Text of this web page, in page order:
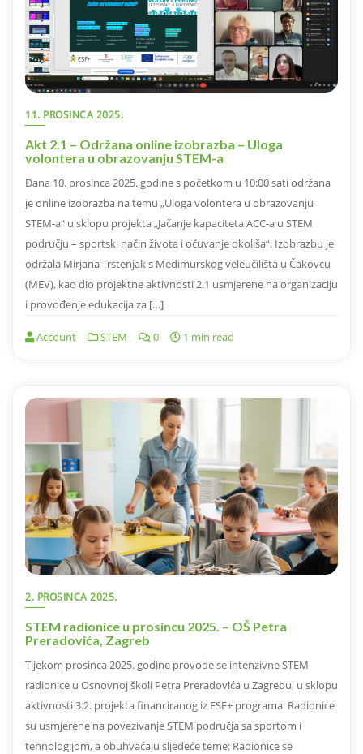
11. PROSINCA 2025.
Akt 2.1 – Održana online izobrazba – Uloga
volontera u obrazovanju STEM-a
Dana 10. prosinca 2025. godine s početkom u 10:00 sati održana
je online izobrazba na temu „Uloga volontera u obrazovanju
STEM-a“ u sklopu projekta „Jačanje kapaciteta ACC-a u STEM
području – sportski način života i očuvanje okoliša“. Izobrazbu je
održala Mirjana Trstenjak s Međimurskog veleučilišta u Čakovcu
(MEV), kao dio projektne aktivnosti 2.1 usmjerene na organizaciju
i provođenje edukacija za […]
Account STEM 0 1 min read
2. PROSINCA 2025.
STEM radionice u prosincu 2025. – OŠ Petra
Preradovića, Zagreb
Tijekom prosinca 2025. godine provode se intenzivne STEM
radionice u Osnovnoj školi Petra Preradovića u Zagrebu, u sklopu
aktivnosti 3.2. projekta financiranog iz ESF+ programa. Radionice
su usmjerene na povezivanje STEM područja sa sportom i
tehnologijom, a obuhvaćaju sljedeće teme: Radionice se